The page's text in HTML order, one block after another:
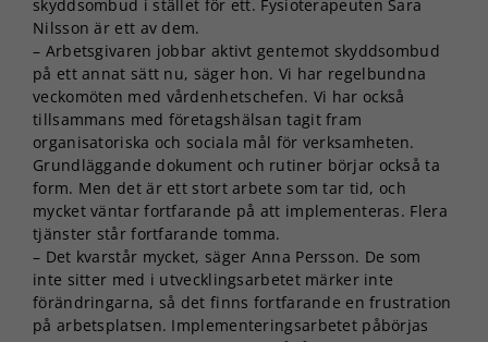
skyddsombud i stället för ett. Fysioterapeuten Sara
Nilsson är ett av dem.
– Arbetsgivaren jobbar aktivt gentemot skyddsombud
på ett annat sätt nu, säger hon. Vi har regelbundna
veckomöten med vårdenhetschefen. Vi har också
tillsammans med företagshälsan tagit fram
organisatoriska och sociala mål för verksamheten.
Grundläggande dokument och rutiner börjar också ta
form. Men det är ett stort arbete som tar tid, och
mycket väntar fortfarande på att implementeras. Flera
tjänster står fortfarande tomma.
– Det kvarstår mycket, säger Anna Persson. De som
inte sitter med i utvecklingsarbetet märker inte
förändringarna, så det finns fortfarande en frustration
på arbetsplatsen. Implementeringsarbetet påbörjas